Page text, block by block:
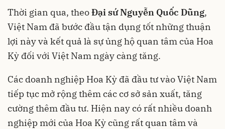
Thời gian qua, theoĐại sứ Nguyễn Quốc Dũng,
Việt Nam đã bước đầu tận dụng tốt những thuận
lợi này và kết quả là sự ủng hộ quan tâm của Hoa
Kỳ đối với Việt Nam ngày càng tăng.
Các doanh nghiệp Hoa Kỳ đã đầu tư vào Việt Nam
tiếp tục mở rộng thêm các cơ sở sản xuất, tăng
cường thêm đầu tư. Hiện nay có rất nhiều doanh
nghiệp mới của Hoa Kỳ cũng rất quan tâm và